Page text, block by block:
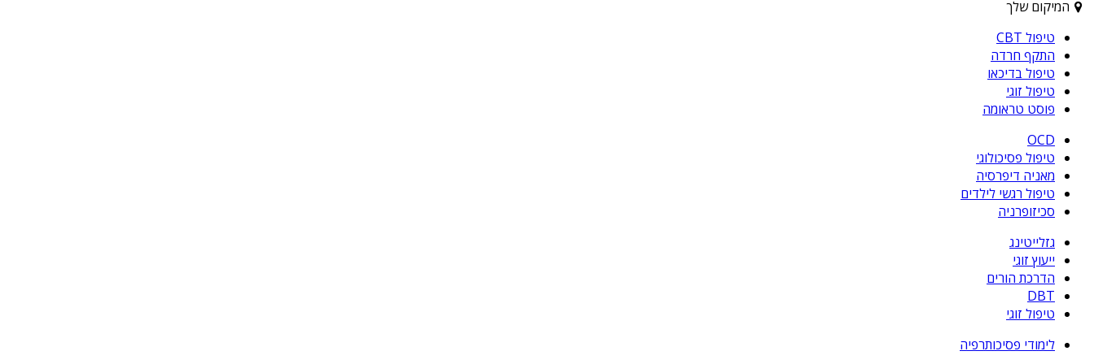
המיקום שלך
טיפול CBT
התקף חרדה
טיפול בדיכאו
טיפול זוגי
פוסט טראומה
OCD
טיפול פסיכולוגי
מאניה דיפרסיה
טיפול רגשי לילדים
סכיזופרניה
גזלייטינג
ייעוץ זוגי
הדרכת הורים
DBT
טיפול זוגי
לימודי פסיכותרפיה